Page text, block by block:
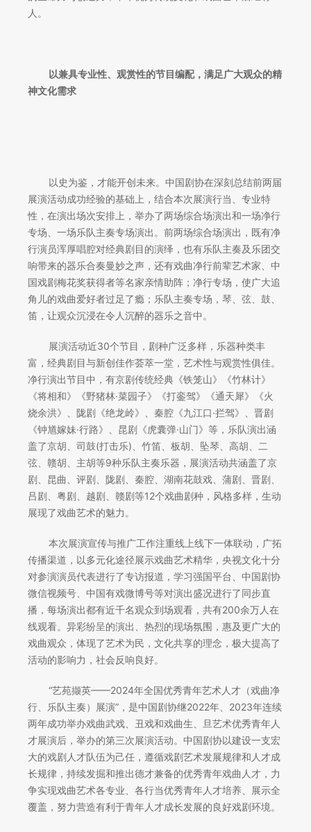
人。
以兼具专业性、观赏性的节目编配，满足广大观众的精
神文化需求
以史为鉴，才能开创未来。中国剧协在深刻总结前两届
展演活动成功经验的基础上，结合本次展演行当、专业特
性，在演出场次安排上，举办了两场综合场演出和一场净行
专场、一场乐队主奏专场演出。前两场综合场演出，既有净
行演员浑厚唱腔对经典剧目的演绎，也有乐队主奏及乐团交
响带来的器乐合奏曼妙之声，还有戏曲净行前辈艺术家、中
国戏剧梅花奖获得者等名家亲情助阵；净行专场，使广大追
角儿的戏曲爱好者过足了瘾；乐队主奏专场，琴、弦、鼓、
笛，让观众沉浸在令人沉醉的器乐之音中。
展演活动近30个节目，剧种广泛多样，乐器种类丰
富，经典剧目与新创佳作荟萃一堂，艺术性与观赏性俱佳。
净行演出节目中，有京剧传统经典《铁笼山》《竹林计》
《将相和》《野猪林·菜园子》《打銮驾》《通天犀》《火
烧余洪》、陇剧《绝龙岭》、秦腔《九江口·拦驾》、晋剧
《钟馗嫁妹·行路》、昆剧《虎囊弹·山门》等，乐队演出涵
盖了京胡、司鼓(打击乐)、竹笛、板胡、坠琴、高胡、二
弦、赣胡、主胡等9种乐队主奏乐器，展演活动共涵盖了京
剧、昆曲、评剧、陇剧、秦腔、湖南花鼓戏、蒲剧、晋剧、
吕剧、粤剧、越剧、赣剧等12个戏曲剧种，风格多样，生动
展现了戏曲艺术的魅力。
本次展演宣传与推广工作注重线上线下一体联动，广拓
传播渠道，以多元化途径展示戏曲艺术精华，央视文化十分
对参演演员代表进行了专访报道，学习强国平台、中国剧协
微信视频号、中国有戏微博号等对演出盛况进行了同步直
播，每场演出都有近千名观众到场观看，共有200余万人在
线观看。异彩纷呈的演出、热烈的现场氛围，惠及更广大的
戏曲观众，体现了艺术为民，文化共享的理念，极大提高了
活动的影响力，社会反响良好。
“艺苑撷英——2024年全国优秀青年艺术人才（戏曲净
行、乐队主奏）展演”，是中国剧协继2022年、2023年连续
两年成功举办戏曲武戏、丑戏和戏曲生、旦艺术优秀青年人
才展演后，举办的第三次展演活动。中国剧协以建设一支宏
大的戏剧人才队伍为己任，遵循戏剧艺术发展规律和人才成
长规律，持续发掘和推出德才兼备的优秀青年戏曲人才，力
争实现戏曲艺术各专业、各行当优秀青年人才培养、展示全
覆盖，努力营造有利于青年人才成长发展的良好戏剧环境。